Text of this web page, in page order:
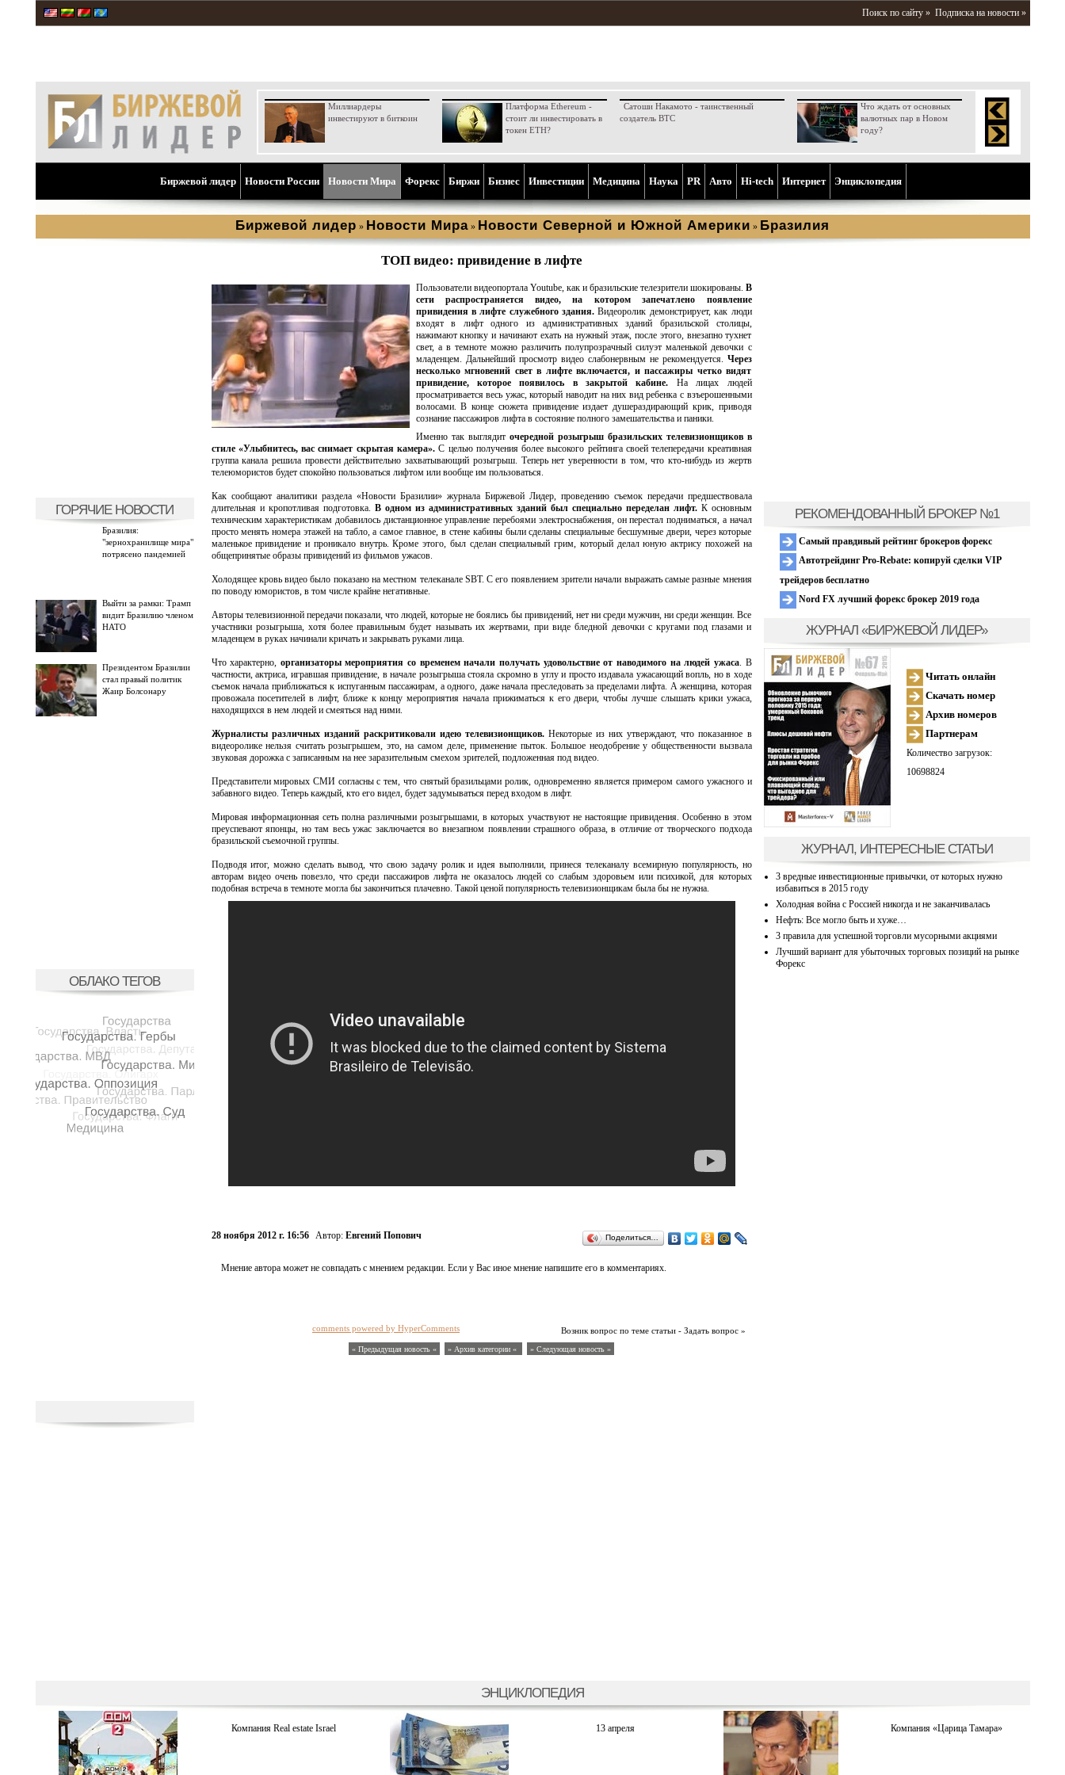
Поиск по сайту » Подписка на новости »
Миллиардеры
инвестируют в биткоин
Платформа Ethereum -
стоит ли инвестировать в
токен ETH?
Сатоши Накамото - таинственный
создатель BTC
Что ждать от основных
валютных пар в Новом
году?
Биржевой лидер Новости России Новости Мира Форекс Биржи Бизнес Инвестиции Медицина Наука PR Aвто Hi-tech Интернет Энциклопедия
Биржевой лидер » Новости Мира » Новости Северной и Южной Америки » Бразилия
ГОРЯЧИЕ НОВОСТИ
Бразилия:
"зернохранилище мира"
потрясено пандемией
Выйти за рамки: Трамп
видит Бразилию членом
НАТО
Президентом Бразилии
стал правый политик
Жаир Болсонару
ОБЛАКО ТЕГОВ
ТОП видео: привидение в лифте
Пользователи видеопортала Youtube, как и бразильские телезрители шокированы. В
сети распространяется видео, на котором запечатлено появление
привидения в лифте служебного здания. Видеоролик демонстрирует, как люди
входят в лифт одного из административных зданий бразильской столицы,
нажимают кнопку и начинают ехать на нужный этаж, после этого, внезапно тухнет
свет, а в темноте можно различить полупрозрачный силуэт маленькой девочки с
младенцем. Дальнейший просмотр видео слабонервным не рекомендуется. Через
несколько мгновений свет в лифте включается, и пассажиры четко видят
привидение, которое появилось в закрытой кабине. На лицах людей
просматривается весь ужас, который наводит на них вид ребенка с взъерошенными
волосами. В конце сюжета привидение издает душераздирающий крик, приводя
сознание пассажиров лифта в состояние полного замешательства и паники.
Именно так выглядит очередной розыгрыш бразильских телевизионщиков в
стиле «Улыбнитесь, вас снимает скрытая камера».С целью получения более высокого рейтинга своей телепередачи креативная
группа канала решила провести действительно захватывающий розыгрыш. Теперь нет уверенности в том, что кто-нибудь из жертв
телеюмористов будет спокойно пользоваться лифтом или вообще им пользоваться.
Как сообщают аналитики раздела «Новости Бразилии» журнала Биржевой Лидер, проведению съемок передачи предшествовала
длительная и кропотливая подготовка. В одном из административных зданий был специально переделан лифт.К основным
техническим характеристикам добавилось дистанционное управление перебоями электроснабжения, он перестал подниматься, а начал
просто менять номера этажей на табло, а самое главное, в стене кабины были сделаны специальные бесшумные двери, через которые
маленькое привидение и проникало внутрь. Кроме этого, был сделан специальный грим, который делал юную актрису похожей на
общепринятые образы привидений из фильмов ужасов.
Холодящее кровь видео было показано на местном телеканале SBT. С его появлением зрители начали выражать самые разные мнения
по поводу юмористов, в том числе крайне негативные.
Авторы телевизионной передачи показали, что людей, которые не боялись бы привидений, нет ни среди мужчин, ни среди женщин. Все
участники розыгрыша, хотя более правильным будет называть их жертвами, при виде бледной девочки с кругами под глазами и
младенцем в руках начинали кричать и закрывать руками лица.
Что характерно, организаторы мероприятия со временем начали получать удовольствие от наводимого на людей ужаса. В
частности, актриса, игравшая привидение, в начале розыгрыша стояла скромно в углу и просто издавала ужасающий вопль, но в ходе
съемок начала приближаться к испуганным пассажирам, а одного, даже начала преследовать за пределами лифта. А женщина, которая
провожала посетителей в лифт, ближе к концу мероприятия начала прижиматься к его двери, чтобы лучше слышать крики ужаса,
находящихся в нем людей и смеяться над ними.
Журналисты различных изданий раскритиковали идею телевизионщиков.Некоторые из них утверждают, что показанное в
видеоролике нельзя считать розыгрышем, это, на самом деле, применение пыток. Большое неодобрение у общественности вызвала
звуковая дорожка с записанным на нее заразительным смехом зрителей, подложенная под видео.
Представители мировых СМИ согласны с тем, что снятый бразильцами ролик, одновременно является примером самого ужасного и
забавного видео. Теперь каждый, кто его видел, будет задумываться перед входом в лифт.
Мировая информационная сеть полна различными розыгрышами, в которых участвуют не настоящие привидения. Особенно в этом
преуспевают японцы, но там весь ужас заключается во внезапном появлении страшного образа, в отличие от творческого подхода
бразильской съемочной группы.
Подводя итог, можно сделать вывод, что свою задачу ролик и идея выполнили, принеся телеканалу всемирную популярность, но
авторам видео очень повезло, что среди пассажиров лифта не оказалось людей со слабым здоровьем или психикой, для которых
подобная встреча в темноте могла бы закончиться плачевно. Такой ценой популярность телевизионщикам была бы не нужна.
28 ноября 2012 г. 16:56 Автор: Евгений Попович Поделиться…
Мнение автора может не совпадать с мнением редакции. Если у Вас иное мнение напишите его в комментариях.
Возник вопрос по теме статьи - Задать вопрос »
comments powered by HyperComments
« Предыдущая новость « » Архив категории « » Следующая новость »
РЕКОМЕНДОВАННЫЙ БРОКЕР №1
Самый правдивый рейтинг брокеров форекс
Автотрейдинг Pro-Rebate: копируй сделки VIP
трейдеров бесплатно
Nord FX лучший форекс брокер 2019 года
ЖУРНАЛ «БИРЖЕВОЙ ЛИДЕР»
Читать онлайн
Скачать номер
Архив номеров
Партнерам
Количество загрузок:
10698824
ЖУРНАЛ, ИНТЕРЕСНЫЕ СТАТЬИ
3 вредные инвестиционные привычки, от которых нужно
избавиться в 2015 году
Холодная война с Россией никогда и не заканчивалась
Нефть: Все могло быть и хуже…
3 правила для успешной торговли мусорными акциями
Лучший вариант для убыточных торговых позиций на рынке
Форекс
ЭНЦИКЛОПЕДИЯ
Компания Real estate Israel 13 апреля Компания «Царица Тамара»